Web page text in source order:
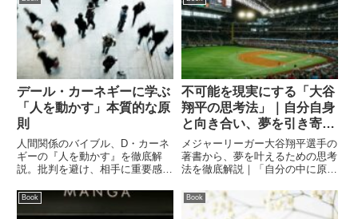
をどう実現したのかを解説しま
す。
を解説します。
デール・カーネギーに学ぶ
「人を動かす」本質的な原
則
人間関係のバイブル、D・カーネ
ギーの『人を動かす』を徹底解
説。批判を避け、相手に重要感を
秘訣とは？ブログ記事形式で、明
日から使える「人に好かれ、人を
不可能を現実にする「大谷
翔平の思考法」｜自分自身
と向き合い、夢を引き寄せ
る力
メジャーリーガー大谷翔平選手の
著書から、夢を叶えるための思考
法を徹底解説｜「自分の中に原因
「俯瞰力」の磨き方など、ビジネ
スや日常生活にも活かせる自己成
Book Book